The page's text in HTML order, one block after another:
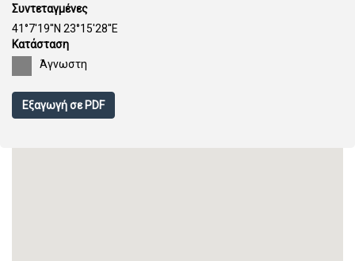
Συντεταγμένες
41°7'19''N 23°15'28''E
Κατάσταση
Άγνωστη
Εξαγωγή σε PDF